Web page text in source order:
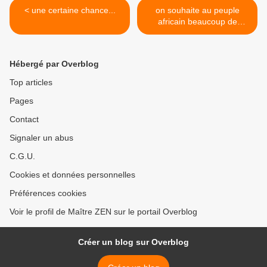
< une certaine chance...
on souhaite au peuple
africain beaucoup de
courage et de
Hébergé par Overblog
Top articles
Pages
Contact
Signaler un abus
C.G.U.
Cookies et données personnelles
Préférences cookies
Voir le profil de Maître ZEN sur le portail Overblog
Créer un blog sur Overblog